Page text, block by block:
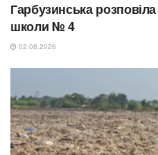
Гарбузинська розповіла
школи № 4
02.08.2026